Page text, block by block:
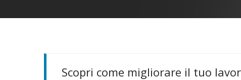
Scopri come migliorare il tuo